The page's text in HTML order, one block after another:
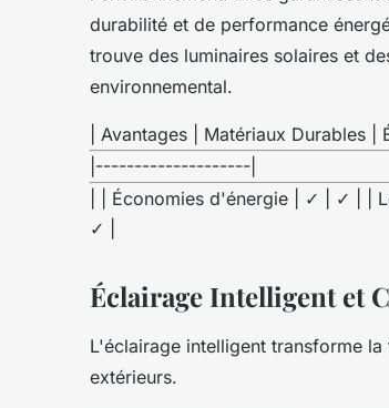
durabilité et de performance
trouve des luminaires solaires et
environnemental.
| Avantages | Matériaux Durables |
|--------------------|
| | Économies d'énergie | ✓ | ✓ | |
✓ |
Éclairage Intelligent et
L'éclairage intelligent transforme
extérieurs.